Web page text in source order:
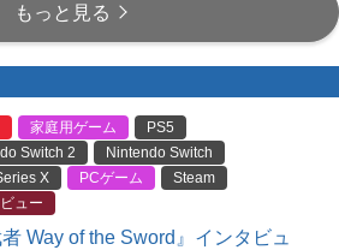
もっと見る
家庭用ゲーム
PS5
Switch 2
Nintendo Switch
X
PCゲーム
Steam
ュー
者 Way of the Sword』インタビュ